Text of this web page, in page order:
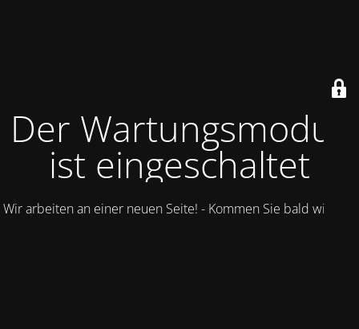
Der Wartungsmodus
ist eingeschaltet
Wir arbeiten an einer neuen Seite! - Kommen Sie bald wieder.